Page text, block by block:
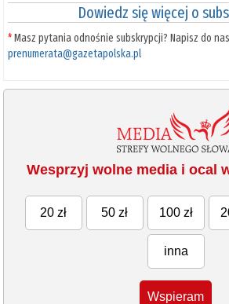
Dowiedz się więcej o
*Masz pytania odnośnie subskrypcji? Napisz do nas
prenumerata@gazetapolska.pl
Wesprzyj wolne media i ocal
20 zł 50 zł 100 zł
inna
Wspieram